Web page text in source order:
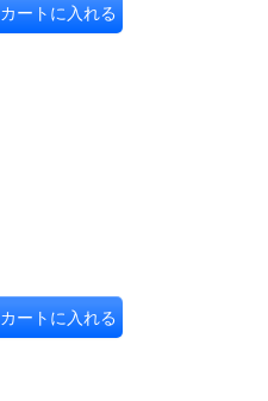
カートに入れる
カートに入れる